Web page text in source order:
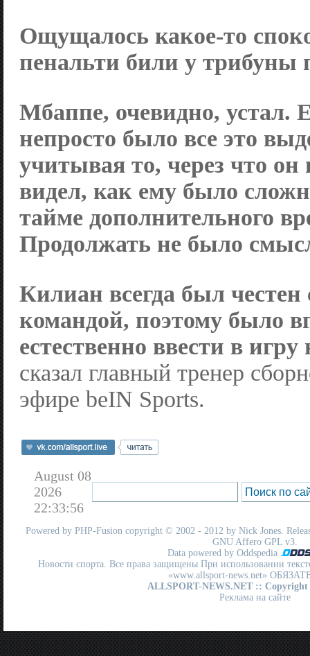
Ощущалось какое-то
пенальти били у трибуны
Мбаппе, очевидно,
непросто было все это
учитывая то, через что
видел, как ему было
тайме дополнительного
Продолжать не было
Килиан всегда был честен
командой, поэтому было
естественно ввести в
сказал главный тренер
эфире beIN Sports.
August 08
2026
22:33:56
Powered by PHP-Fusion copyright © 2002 - 2012 by Nick Jones.
GNU Affero GPL v3.
Data powered by Oddspedia
Новости спорта. Все права защищены При использовании
«www.allsport-news.net»
ALLSPORT-NEWS.NET :: Copyright
Реклама на сайте